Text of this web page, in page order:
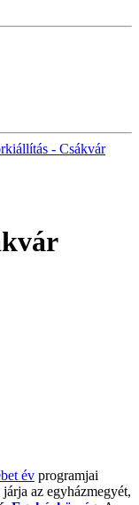
- Csákvár
év programjai
járja az egyházmegyét,